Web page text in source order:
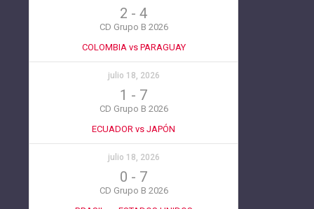
2 - 4
CD Grupo B 2026
COLOMBIA vs PARAGUAY
julio 18, 2026
1 - 7
CD Grupo B 2026
ECUADOR vs JAPÓN
julio 18, 2026
0 - 7
CD Grupo B 2026